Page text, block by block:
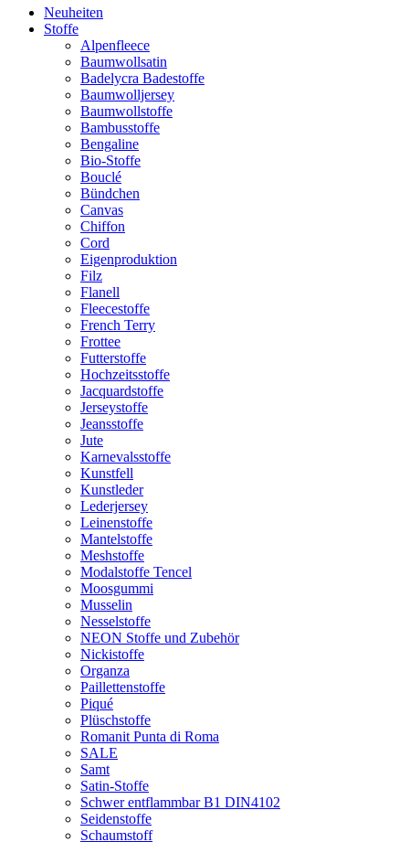
Neuheiten
Stoffe
Alpenfleece
Baumwollsatin
Badelycra Badestoffe
Baumwolljersey
Baumwollstoffe
Bambusstoffe
Bengaline
Bio-Stoffe
Bouclé
Bündchen
Canvas
Chiffon
Cord
Eigenproduktion
Filz
Flanell
Fleecestoffe
French Terry
Frottee
Futterstoffe
Hochzeitsstoffe
Jacquardstoffe
Jerseystoffe
Jeansstoffe
Jute
Karnevalsstoffe
Kunstfell
Kunstleder
Lederjersey
Leinenstoffe
Mantelstoffe
Meshstoffe
Modalstoffe Tencel
Moosgummi
Musselin
Nesselstoffe
NEON Stoffe und Zubehör
Nickistoffe
Organza
Paillettenstoffe
Piqué
Plüschstoffe
Romanit Punta di Roma
SALE
Samt
Satin-Stoffe
Schwer entflammbar B1 DIN4102
Seidenstoffe
Schaumstoff